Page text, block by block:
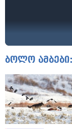
ბოლო ამბები: